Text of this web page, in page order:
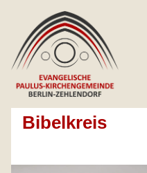
Bibelkreis